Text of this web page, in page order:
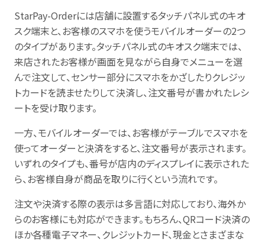
StarPay-Orderには店舗に設置するタッチパネル式のキオ
スク端末と、お客様のスマホを使うモバイルオーダーの2つ
のタイプがあります。タッチパネル式のキオスク端末では、
来店されたお客様が画面を見ながら自身でメニューを選
んで注文して、センサー部分にスマホをかざしたりクレジッ
トカードを読ませたりして決済し、注文番号が書かれたレシ
ートを受け取ります。
一方、モバイルオーダーでは、お客様がテーブルでスマホを
使ってオーダーと決済をすると、注文番号が表示されます。
いずれのタイプも、番号が店内のディスプレイに表示された
ら、お客様自身が商品を取りに行くという流れです。
注文や決済する際の表示は多言語に対応しており、海外か
らのお客様にも対応ができます。もちろん、QRコード決済の
ほか各種電子マネー、クレジットカード、現金とさまざまな